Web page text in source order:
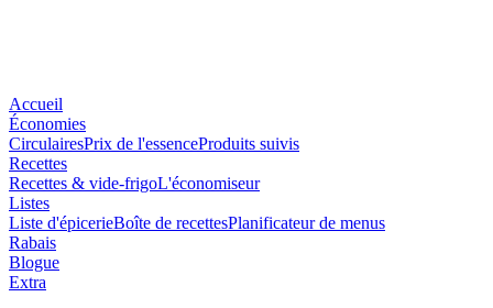
Accueil
Économies
CirculairesPrix de l'essenceProduits suivis
Recettes
Recettes & vide-frigoL'économiseur
Listes
Liste d'épicerieBoîte de recettesPlanificateur de menus
Rabais
Blogue
Extra